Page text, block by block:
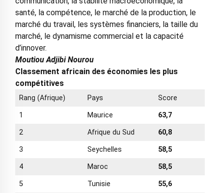
santé, la compétence, le marché de la production, le
marché du travail, les systèmes financiers, la taille du
marché, le dynamisme commercial et la capacité
d’innover.
Moutiou Adjibi Nourou
Classement africain des économies les plus
compétitives
Rang (Afrique) Pays Score
1 Maurice 63,7
2 Afrique du Sud 60,8
3 Seychelles 58,5
4 Maroc 58,5
5 Tunisie 55,6